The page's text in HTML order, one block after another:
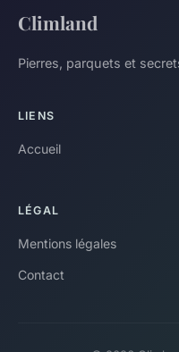
Climland
Pierres, parquets et
LIENS
Accueil
LÉGAL
Mentions légales
Contact